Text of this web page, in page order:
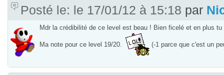
Posté le: le 17/01/12 à 15:18 par
Mdr la crédibilité de ce level est beau ! Bien ficelé et en plus
Ma note pour ce level 19/20. (-1 parce que c'est un